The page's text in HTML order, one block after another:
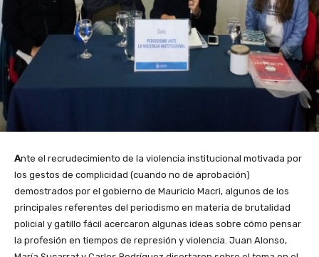
Ante el recrudecimiento de la violencia institucional motivada por
los gestos de complicidad (cuando no de aprobación)
demostrados por el gobierno de Mauricio Macri, algunos de los
principales referentes del periodismo en materia de brutalidad
policial y gatillo fácil acercaron algunas ideas sobre cómo pensar
la profesión en tiempos de represión y violencia. Juan Alonso,